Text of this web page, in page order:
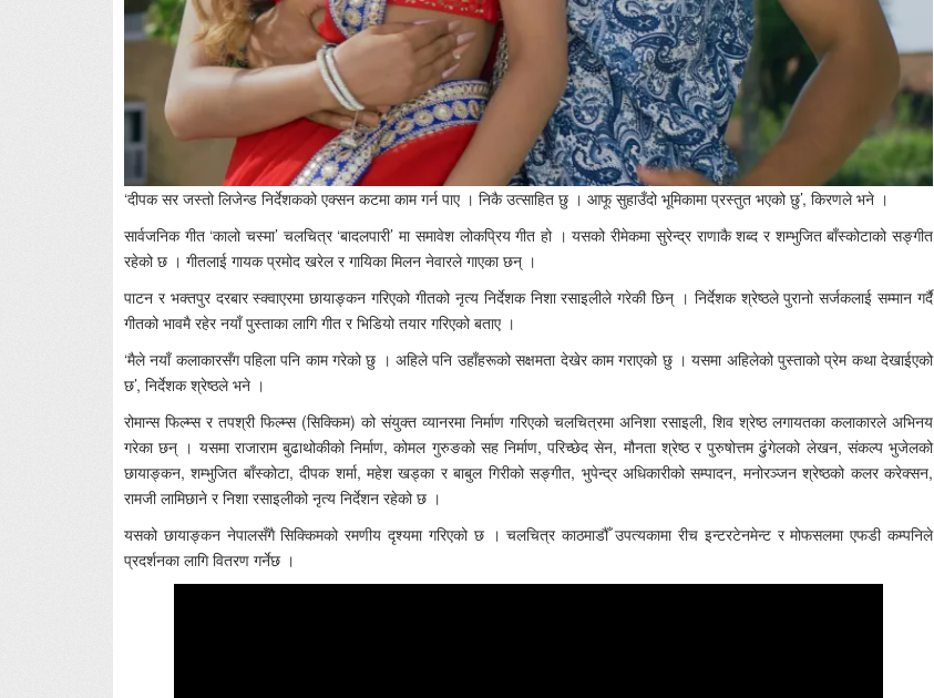
‘दीपक सर जस्तो लिजेन्ड निर्देशकको एक्सन कटमा काम गर्न पाए । निकै उत्साहित छु । आफू सुहाउँदो भूमिकामा प्रस्तुत भएको छु’, किरणले भने ।
सार्वजनिक गीत ‘कालो चस्मा’ चलचित्र ‘बादलपारी’ मा समावेश लोकप्रिय गीत हो । यसको रीमेकमा सुरेन्द्र राणाकै शब्द र शम्भुजित बाँस्कोटाको सङ्गीत
रहेको छ । गीतलाई गायक प्रमोद खरेल र गायिका मिलन नेवारले गाएका छन् ।
पाटन र भक्तपुर दरबार स्क्वाएरमा छायाङ्कन गरिएको गीतको नृत्य निर्देशक निशा रसाइलीले गरेकी छिन् । निर्देशक श्रेष्ठले पुरानो सर्जकलाई सम्मान गर्दै
गीतको भावमै रहेर नयाँ पुस्ताका लागि गीत र भिडियो तयार गरिएको बताए ।
‘मैले नयाँ कलाकारसँग पहिला पनि काम गरेको छु । अहिले पनि उहाँहरूको सक्षमता देखेर काम गराएको छु । यसमा अहिलेको पुस्ताको प्रेम कथा देखाईएको
छ’, निर्देशक श्रेष्ठले भने ।
रोमान्स फिल्म्स र तपश्री फिल्म्स (सिक्किम) को संयुक्त व्यानरमा निर्माण गरिएको चलचित्रमा अनिशा रसाइली, शिव श्रेष्ठ लगायतका कलाकारले अभिनय
गरेका छन् । यसमा राजाराम बुढाथोकीको निर्माण, कोमल गुरुङको सह निर्माण, परिच्छेद सेन, मौनता श्रेष्ठ र पुरुषोत्तम ढुंगेलको लेखन, संकल्प भुजेलको
छायाङ्कन, शम्भुजित बाँस्कोटा, दीपक शर्मा, महेश खड्का र बाबुल गिरीको सङ्गीत, भुपेन्द्र अधिकारीको सम्पादन, मनोरञ्जन श्रेष्ठको कलर करेक्सन,
रामजी लामिछाने र निशा रसाइलीको नृत्य निर्देशन रहेको छ ।
यसको छायाङ्कन नेपालसँगै सिक्किमको रमणीय दृश्यमा गरिएको छ । चलचित्र काठमाडौँ उपत्यकामा रीच इन्टरटेनमेन्ट र मोफसलमा एफडी कम्पनिले
प्रदर्शनका लागि वितरण गर्नेछ ।